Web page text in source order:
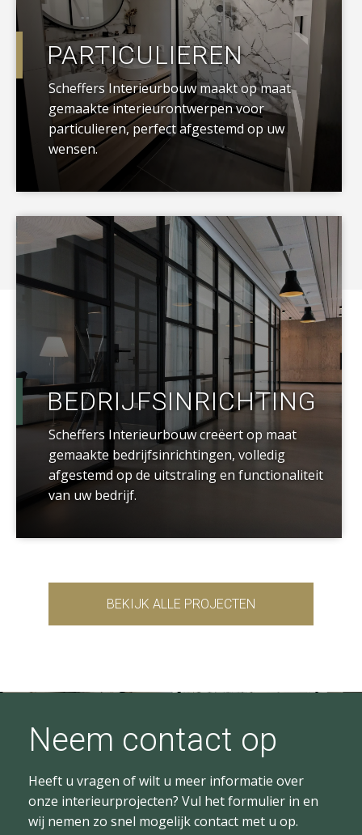
PARTICULIEREN
Scheffers Interieurbouw maakt op maat
gemaakte interieurontwerpen voor
particulieren, perfect afgestemd op uw
wensen.
BEDRIJFSINRICHTING
Scheffers Interieurbouw creëert op maat
gemaakte bedrijfsinrichtingen, volledig
afgestemd op de uitstraling en functionaliteit
van uw bedrijf.
a
BEKIJK ALLE PROJECTEN
Neem contact op
Heeft u vragen of wilt u meer informatie over
onze interieurprojecten? Vul het formulier in en
wij nemen zo snel mogelijk contact met u op.